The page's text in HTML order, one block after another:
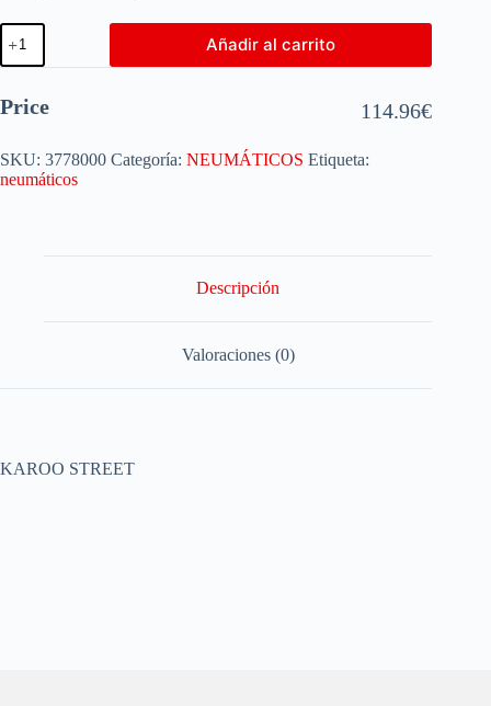
Añadir al carrito
Price 114.96€
SKU: 3778000 Categoría: NEUMÁTICOS Etiqueta:
neumáticos
Descripción
Valoraciones (0)
KAROO STREET